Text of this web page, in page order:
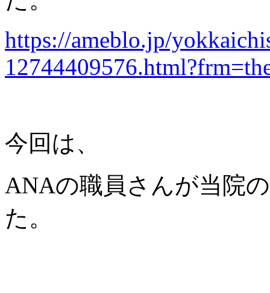
https://ameblo.jp/
今回は、
ANAの職員さんが当院
た。